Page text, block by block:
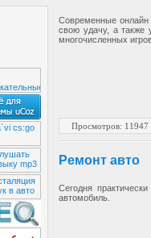
Современные онлайн
свою удачу, а также
многочисленных
Просмотров: 11947
Ремонт авто
Сегодня
автомобиль.